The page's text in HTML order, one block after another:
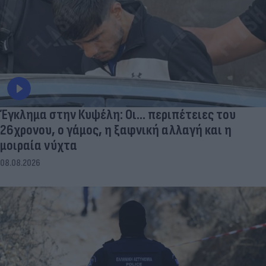
Έγκλημα στην Κυψέλη: Οι... περιπέτειες του
26χρονου, ο γάμος, η ξαφνική αλλαγή και η
μοιραία νύχτα
08.08.2026